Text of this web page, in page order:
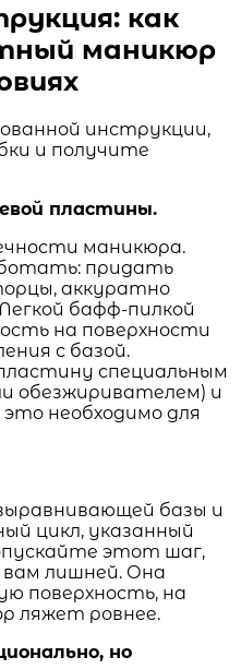
как
маникюр
инструкции,
и получите
пластины.
маникюра.
придать
аккуратно
бафф-пилкой
на поверхности
с базой.
специальным
обезжиривателем) и
необходимо для
базы и
цикл, указанный
этот шаг,
лишней. Она
поверхность, на
ляжет ровнее.
но